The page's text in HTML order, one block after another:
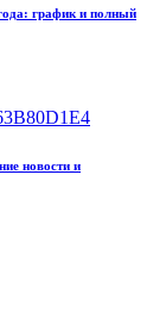
график и полный
новости и